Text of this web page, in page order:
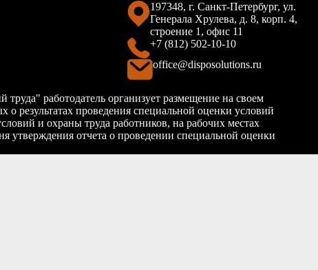
197348, г. Санкт-Петербург, ул.
Генерала Хрулева, д. 8, корп. 4,
строение 1, офис 11
+7 (812) 502-10-10
office@disposolutions.ru
работодатель организует размещение на своем
результатах проведения специальной оценки условий
и охраны труда работников, на рабочих местах
утверждения отчета о проведении специальной оценки